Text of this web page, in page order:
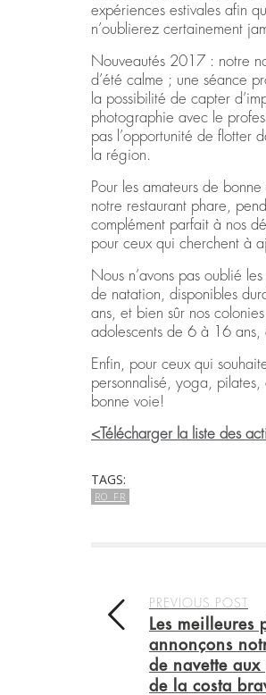
expériences estivales afin
n’oublierez certainement
Nouveautés 2017 : notre
d’été calme ; une séance
la possibilité de capter
photographie avec le
pas l’opportunité de flotter
la région.
Pour les amateurs de
notre restaurant phare,
complément parfait à nos
pour ceux qui cherchent à
Nous n’avons pas oublié
de natation, disponibles
ans, et bien sûr nos
adolescents de 6 à 16 ans,
Enfin, pour ceux qui
personnalisé, yoga, pilates,
bonne voie!
<Télécharger la liste des
TAGS:
RO_FR
PREVIOUS POST
Les meilleures
annonçons
de navette aux
de la costa